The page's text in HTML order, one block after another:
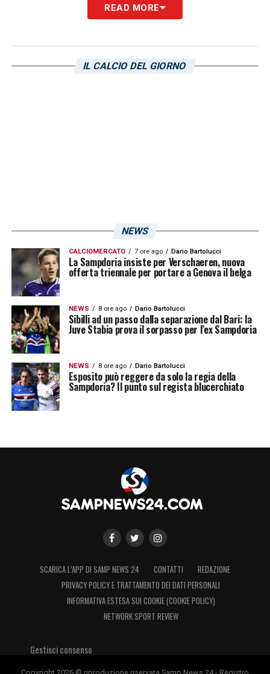
READ MORE
IL CALCIO DEL GIORNO
NEWS
CALCIOMERCATO 7 ore ago Dario Bartolucci
La Sampdoria insiste per Verschaeren, nuova
offerta triennale per portare a Genova il belga
NEWS 8 ore ago Dario Bartolucci
Sibilli ad un passo dalla separazione dal Bari: la
Juve Stabia prova il sorpasso per l’ex Sampdoria
NEWS 8 ore ago Dario Bartolucci
Esposito può reggere da solo la regia della
Sampdoria? Il punto sul regista blucerchiato
SCARICA L’APP DI SAMP NEWS 24 CONTATTI
REDAZIONE
PRIVACY POLICY E TRATTAMENTO DEI DATI PERSONALI
INFORMATIVA ESTESA SUI COOKIE (COOKIE POLICY)
NETWORK SPORT REVIEW
Gestisci consenso